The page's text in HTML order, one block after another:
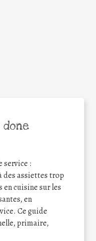
done
service :
des assiettes trop
en cuisine sur les
en
Ce guide
primaire,